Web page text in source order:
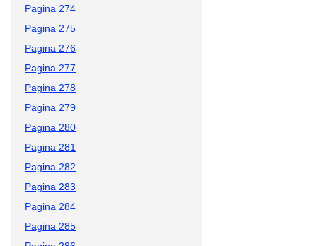
Pagina 274
Pagina 275
Pagina 276
Pagina 277
Pagina 278
Pagina 279
Pagina 280
Pagina 281
Pagina 282
Pagina 283
Pagina 284
Pagina 285